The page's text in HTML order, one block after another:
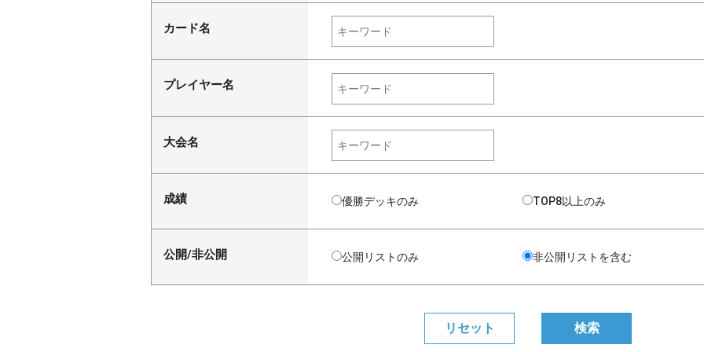
カード名
プレイヤー名
大会名
成績 優勝デッキのみ TOP8以上のみ
公開/非公開 公開リストのみ 非公開リストを含む